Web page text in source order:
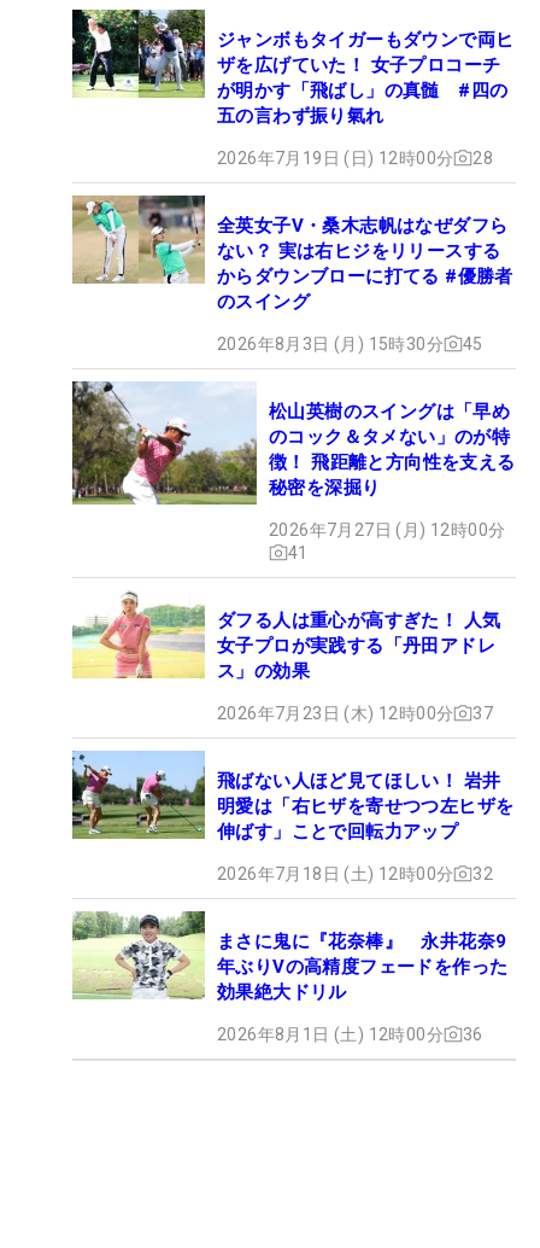
ジャンボもタイガーもダウンで両ヒ
ザを広げていた！ 女子プロコーチ
が明かす「飛ばし」の真髄 #四の
五の言わず振り氣れ
2026年7月19日 (日) 12時00分 28
全英女子V・桑木志帆はなぜダフら
ない？ 実は右ヒジをリリースする
からダウンブローに打てる #優勝者
のスイング
2026年8月3日 (月) 15時30分 45
松山英樹のスイングは「早め
のコック＆タメない」のが特
徴！ 飛距離と方向性を支える
秘密を深掘り
2026年7月27日 (月) 12時00分
41
ダフる人は重心が高すぎた！ 人気
女子プロが実践する「丹田アドレ
ス」の効果
2026年7月23日 (木) 12時00分 37
飛ばない人ほど見てほしい！ 岩井
明愛は「右ヒザを寄せつつ左ヒザを
伸ばす」ことで回転力アップ
2026年7月18日 (土) 12時00分 32
まさに鬼に『花奈棒』 永井花奈9
年ぶりVの高精度フェードを作った
効果絶大ドリル
2026年8月1日 (土) 12時00分 36